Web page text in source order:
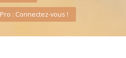
Pro : Connectez-vous !